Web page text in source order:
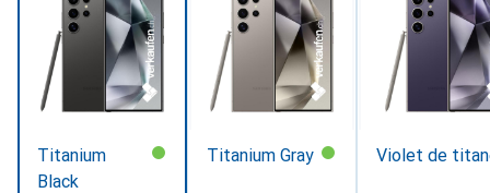
Titanium
Black
Titanium Gray Violet de